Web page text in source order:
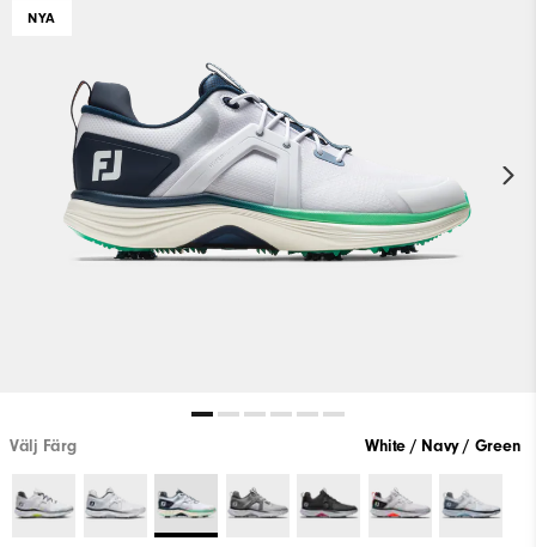
NYA
Välj Färg White / Navy / Green